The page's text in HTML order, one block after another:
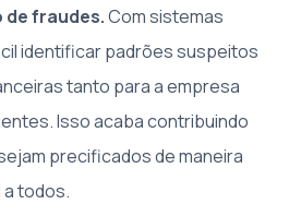
de fraudes.Com sistemas
identificar padrões suspeitos
tanto para a empresa
Isso acaba contribuindo
precificados de maneira
todos.